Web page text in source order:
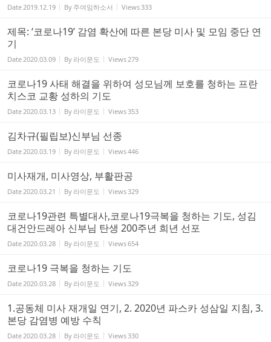
Date2019.12.19 By 주여임하소서 Views333
제목: ‘코로나19’ 감염 확산에 따른 본당 미사 및 모임 중단 연
기
Date2020.03.09 By 라이문도 Views279
코로나19 사태 해결을 위하여 성모님께 보호를 청하는 프란
치스코 교황 성하의 기도
Date2020.03.13 By 라이문도 Views353
김차규(필립보)신부님 선종
Date2020.03.19 By 라이문도 Views446
미사재개, 미사영상, 부활판공
Date2020.03.21 By 라이문도 Views329
코로나19관련 특별대사,코로나19극복을 청하는 기도, 성김
대건안드레아 신부님 탄생 200주년 희년 선포
Date2020.03.28 By 라이문도 Views654
코로나19 극복을 청하는 기도
Date2020.03.28 By 라이문도 Views329
1.공동체 미사 재개일 연기, 2. 2020년 파스카 성삼일 지침, 3.
본당 감염병 예방 수칙
Date2020.03.28 By 라이문도 Views330